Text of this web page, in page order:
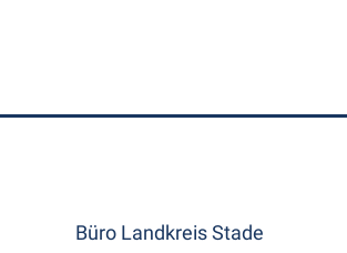
Büro Landkreis Stade